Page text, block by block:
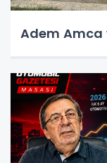
Adem Amca